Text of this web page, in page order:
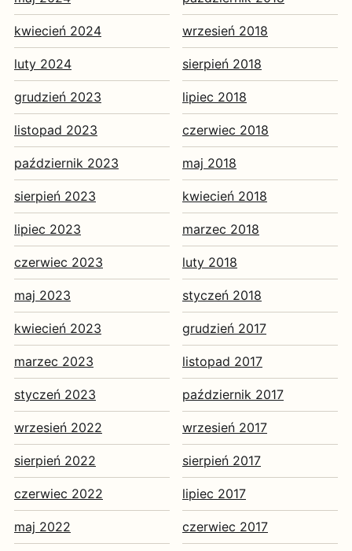
kwiecień 2024
luty 2024
grudzień 2023
listopad 2023
październik 2023
sierpień 2023
lipiec 2023
czerwiec 2023
maj 2023
kwiecień 2023
marzec 2023
styczeń 2023
wrzesień 2022
sierpień 2022
czerwiec 2022
maj 2022
wrzesień 2018
sierpień 2018
lipiec 2018
czerwiec 2018
maj 2018
kwiecień 2018
marzec 2018
luty 2018
styczeń 2018
grudzień 2017
listopad 2017
październik 2017
wrzesień 2017
sierpień 2017
lipiec 2017
czerwiec 2017